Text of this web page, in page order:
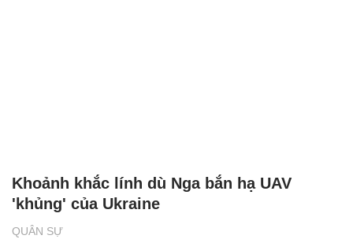
QUÂN SỰ
Khoảnh khắc lính dù Nga bắn hạ UAV
'khủng' của Ukraine